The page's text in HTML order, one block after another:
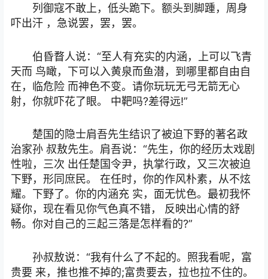
列御寇不敢上，低头跪下。额头到脚踵，周身
吓出汗 ，急说罢，罢，罢。
伯昏瞀人说：“至人有充实的内涵，上可以飞青
天而 鸟瞰，下可以入黄泉而鱼潜，到哪里都自由自
在，临危险 而神色不变。请你玩玩无弓无箭无心
射，你就吓花了眼。 中靶吗?差得远!”
楚国的隐士肩吾先生结识了被迫下野的著名政
治家孙 叔敖先生。肩吾说：“先生，你的经历太戏剧
性啦，三次 出任楚国令尹，执掌行政，又三次被迫
下野，形同庶民。 在任时，你的作风朴素，从不炫
耀。下野了。你的内涵充 实，面无忧色。最初我怀
疑你，现在看见你气色真不错， 反映出心情的舒
畅。你对自己的三起三落是怎样看的?”
孙叔敖说：“我有什么了不起的。照我看呢，富
贵要 来，推也推不掉的;富贵要去，拉也拉不住的。